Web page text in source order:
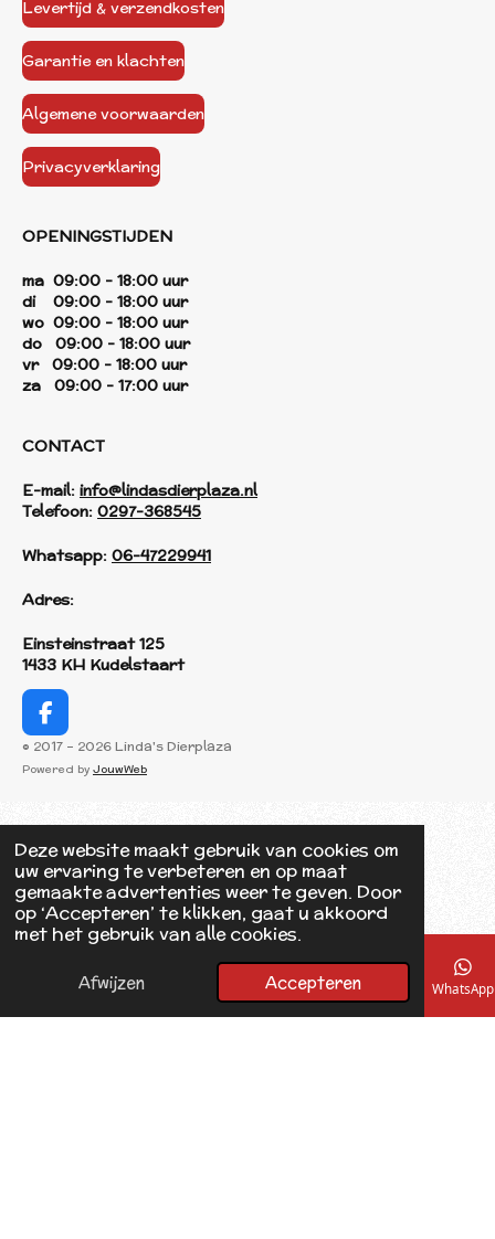
Deze website maakt gebruik van cookies om
uw ervaring te verbeteren en op maat
gemaakte advertenties weer te geven. Door
op ‘Accepteren’ te klikken, gaat u akkoord
met het gebruik van alle cookies.
Afwijzen Accepteren
Levertijd & verzendkosten
Garantie en klachten
Algemene voorwaarden
Privacyverklaring
OPENINGSTIJDEN
ma 09:00 - 18:00 uur
di 09:00 - 18:00 uur
wo 09:00 - 18:00 uur
do 09:00 - 18:00 uur
vr 09:00 - 18:00 uur
za 09:00 - 17:00 uur
CONTACT
E-mail: info@lindasdierplaza.nl
Telefoon: 0297-368545
Whatsapp: 06-47229941
Adres:
Einsteinstraat 125
1433 KH Kudelstaart
F
a
c
o
o
k
© 2017 - 2026 Linda's Dierplaza
Powered by JouwWeb
E-mailadres Telefoonnummer Kaart Facebook WhatsApp